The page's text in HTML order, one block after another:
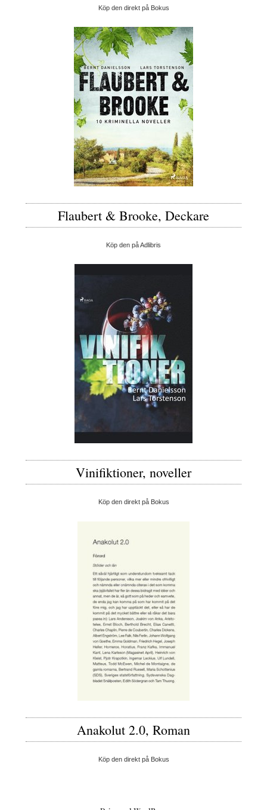
Köp den direkt på Bokus
Flaubert & Brooke, Deckare
Köp den på Adlibris
Vinifiktioner, noveller
Köp den direkt på Bokus
Anakolut 2.0, Roman
Köp den direkt på Bokus